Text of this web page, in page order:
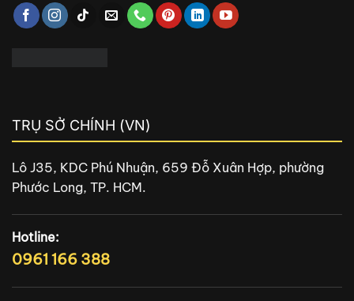
TRỤ SỞ CHÍNH (VN)
Lô J35, KDC Phú Nhuận, 659 Đỗ Xuân Hợp, phường
Phước Long, TP. HCM.
Hotline:
0961 166 388